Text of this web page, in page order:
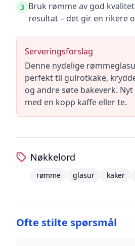
3 Bruk rømme av god
resultat – det gir en rikere
Serveringsforslag
Denne nydelige
perfekt til gulrotkake,
og andre søte bakeverk.
med en kopp kaffe eller te.
Nøkkelord
rømme glasur kaker
Ofte stilte spørsmål